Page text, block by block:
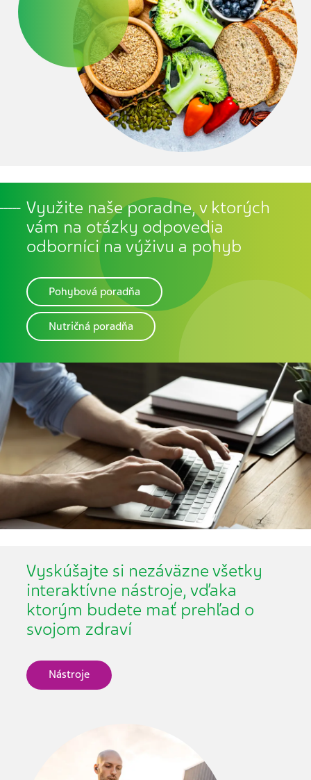
Využite naše poradne, v ktorých
vám na otázky odpovedia
odborníci na výživu a pohyb
Pohybová poradňa
Nutričná poradňa
Vyskúšajte si nezáväzne všetky
interaktívne nástroje, vďaka
ktorým budete mať prehľad o
svojom zdraví
Nástroje